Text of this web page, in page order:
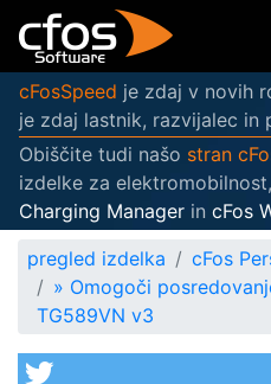
cFosSpeed je zdaj v novih
je zdaj lastnik, razvijalec in
Obiščite tudi našo stran
izdelke za
Charging Manager in cFos
pregled izdelka
cFos
» Omogoči
TG589VN v3